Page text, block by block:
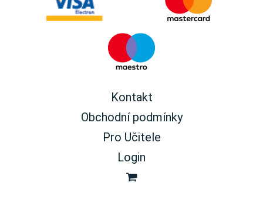
Kontakt
Obchodní podmínky
Pro Učitele
Login